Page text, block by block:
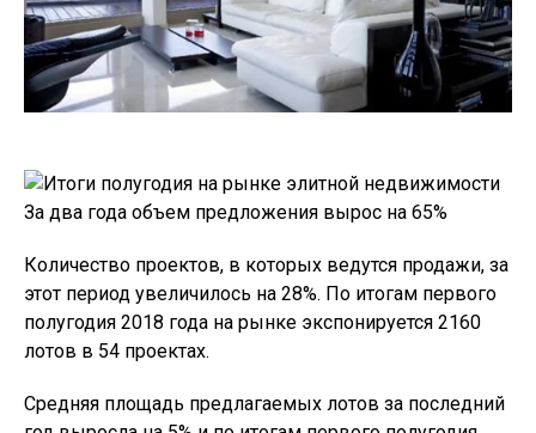
Количество проектов, в которых ведутся продажи, за
этот период увеличилось на 28%. По итогам первого
полугодия 2018 года на рынке экспонируется 2160
лотов в 54 проектах.
Средняя площадь предлагаемых лотов за последний